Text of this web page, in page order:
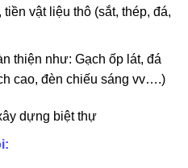
vật liệu thô (sắt, thép, đá,
thiện như: Gạch ốp lát, đá
cao, đèn chiếu sáng vv….)
dựng biệt thự